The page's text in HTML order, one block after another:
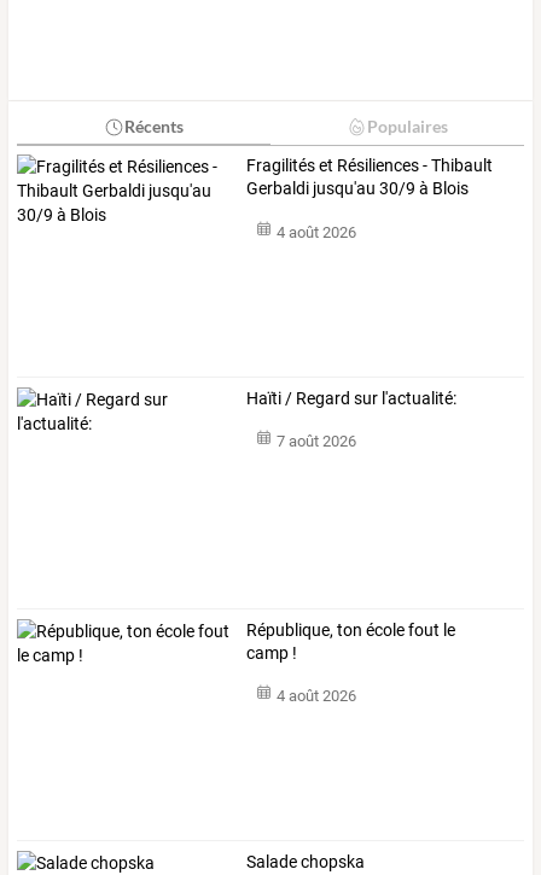
Récents Populaires
Fragilités et Résiliences - Thibault
Gerbaldi jusqu'au 30/9 à Blois
4 août 2026
Haïti / Regard sur l'actualité:
7 août 2026
République, ton école fout le
camp !
4 août 2026
Salade chopska